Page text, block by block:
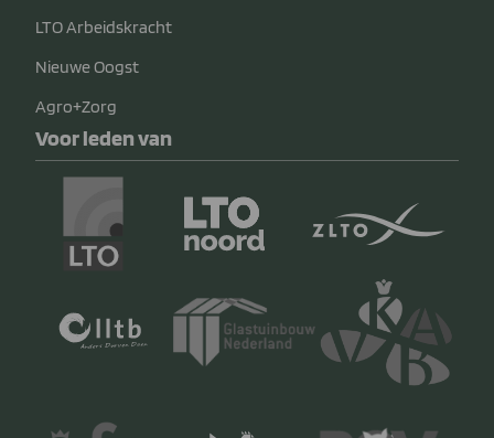
LTO Arbeidskracht
Nieuwe Oogst
Agro+Zorg
Voor leden van